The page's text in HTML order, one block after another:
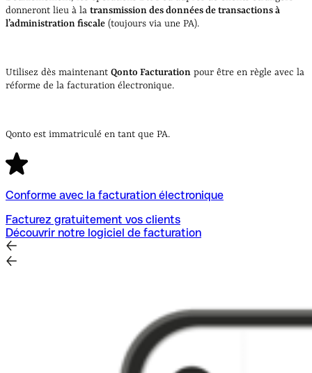
donneront lieu à la transmission des données de transactions à
l’administration fiscale (toujours via une PA).
Utilisez dès maintenant Qonto Facturation pour être en règle avec la
réforme de la facturation électronique.
Qonto est immatriculé en tant que PA.
Conforme avec la facturation électronique
Facturez gratuitement vos clients
Découvrir notre logiciel de facturation